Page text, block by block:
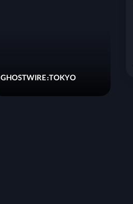
GHOSTWIRE :TOKYO